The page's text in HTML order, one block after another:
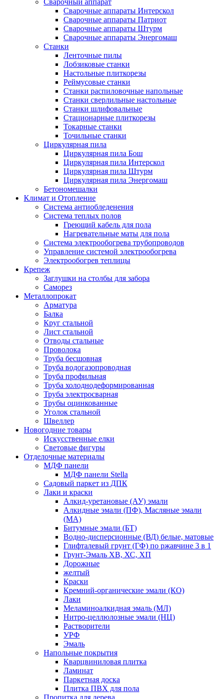
Сварочный аппарат
Сварочные аппараты Интерскол
Сварочные аппараты Патриот
Сварочные аппараты Штурм
Сварочные аппараты Энергомаш
Станки
Ленточные пилы
Лобзиковые станки
Настольные плиткорезы
Реймусовые станки
Станки распиловочные напольные
Станки сверлильные настольные
Станки шлифовальные
Стационарные плиткорезы
Токарные станки
Точильные станки
Циркулярная пила
Циркулярная пила Бош
Циркулярная пила Интерскол
Циркулярная пила Штурм
Циркулярная пила Энергомаш
Бетономешалки
Климат и Отопление
Система антиобледенения
Система теплых полов
Греющий кабель для пола
Нагревательные маты для пола
Система электрообогрева трубопроводов
Управление системой электрообогрева
Электрообогрев теплицы
Крепеж
Заглушки на столбы для забора
Саморез
Металлопрокат
Арматура
Балка
Круг стальной
Лист стальной
Отводы стальные
Проволока
Труба бесшовная
Труба водогазопроводная
Труба профильная
Труба холоднодеформированная
Труба электросварная
Трубы оцинкованные
Уголок стальной
Швеллер
Новогодние товары
Искусственные елки
Световые фигуры
Отделочные материалы
МДФ панели
МДФ панели Stella
Садовый паркет из ДПК
Лаки и краски
Алкид-уретановые (АУ) эмали
Алкидные эмали (ПФ), Масляные эмали
(МА)
Битумные эмали (БТ)
Водно-дисперсионные (ВД) белые, матовые
Глифталевый грунт (ГФ) по ржавчине 3 в 1
Грунт-Эмаль ХВ, ХС, ХП
Дорожные
желтый
Краски
Кремний-органические эмали (КО)
Лаки
Меламиноалкидная эмаль (МЛ)
Нитро-целлюлозные эмали (НЦ)
Растворители
УРФ
Эмаль
Напольные покрытия
Кварцвиниловая плитка
Ламинат
Паркетная доска
Плитка ПВХ для пола
Пропитка для дерева